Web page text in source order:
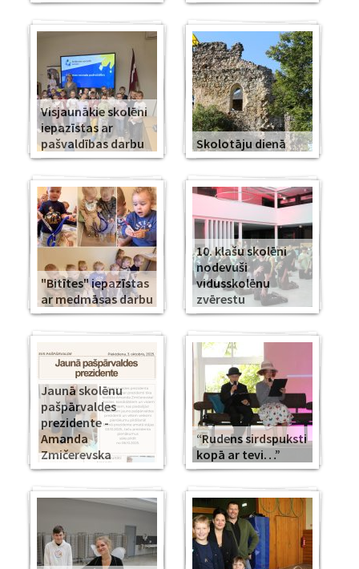
Visjaunākie skolēni
iepazīstas ar
pašvaldības darbu
Skolotāju dienā
"Bitītes" iepazīstas
ar medmāsas darbu
10. klašu skolēni
nodevuši
vidusskolēnu
zvērestu
Jaunā skolēnu
pašpārvaldes
prezidente -
Amanda
Zmičerevska
“Rudens sirdspuksti
kopā ar tevi…”